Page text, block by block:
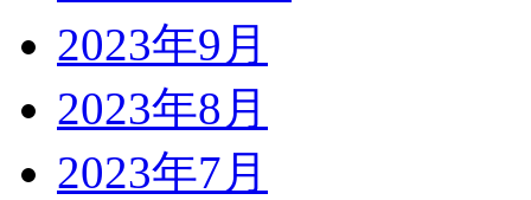
2023年9月
2023年8月
2023年7月